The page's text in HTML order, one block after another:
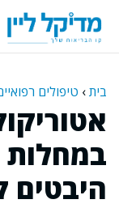
לתוכן
בית› טיפולים
במחלות
היבטים